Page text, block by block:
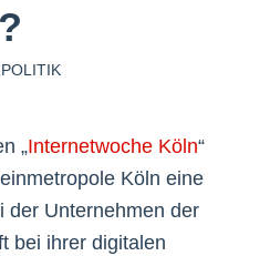
„Internetwoche Köln“
Köln eine
der Unternehmen der
bei ihrer digitalen